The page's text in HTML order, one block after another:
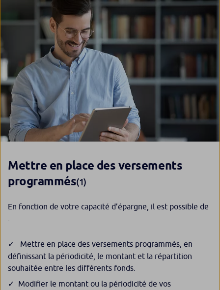
Mettre en place des versements
programmés(1)
En fonction de votre capacité d’épargne, il est possible de
:
Mettre en place des versements programmés, en
définissant la périodicité, le montant et la répartition
souhaitée entre les différents fonds.
Modifier le montant ou la périodicité de vos